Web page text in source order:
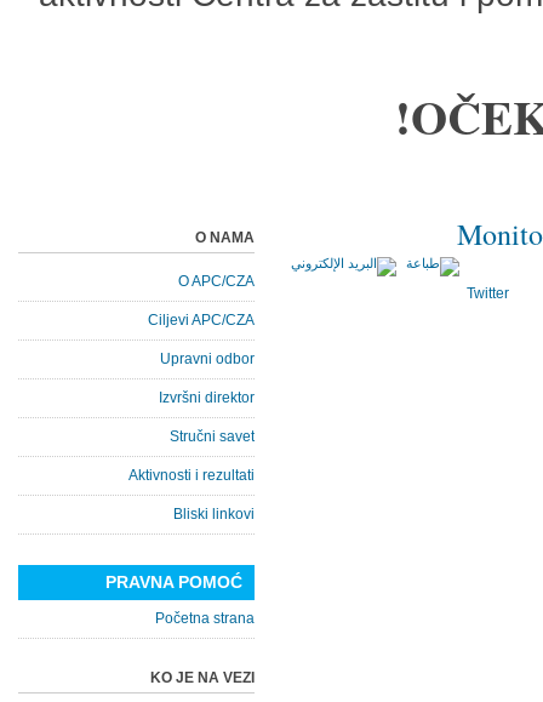
Twitter
O NAMA
O APC/CZA
Ciljevi APC/CZA
Upravni odbor
Izvršni direktor
Stručni savet
Aktivnosti i rezultati
Bliski linkovi
PRAVNA POMOĆ
Početna strana
KO JE NA VEZI